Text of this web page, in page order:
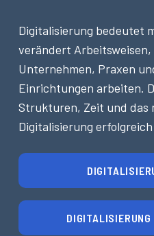
Digitalisierung bedeutet
verändert
Unternehmen, Praxen
Einrichtungen arbeiten.
Strukturen, Zeit und das
Digitalisierung
DIGITALISIERUNG